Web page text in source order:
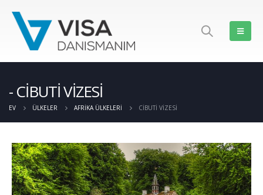
CİBUTİ VİZESİ
EV ÜLKELER AFRIKA ÜLKELERI CİBUTİ VİZESİ